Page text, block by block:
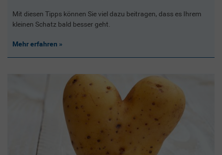
Mit diesen Tipps können Sie viel dazu beitragen, dass es Ihrem
kleinen Schatz bald besser geht.
Mehr erfahren